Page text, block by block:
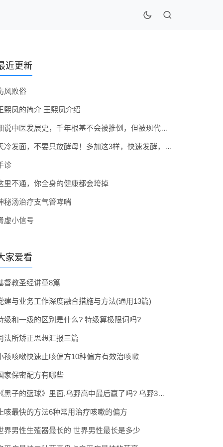
近更新
风败俗
熙凤的简介 王熙凤介绍
细说中医发展史，千年根基不会被推倒，但被现代医疗模式堵住出路
天冷发面，不要只放酵母！多加这3样，快速发酵，蓬松香软弹性十足
诊
里不通，你全身的健康都会垮掉
秘汤治疗支气管哮喘
虚小信号
家爱看
督教圣经讲章8篇
建与业务工作深度融合措施与方法(通用13篇)
级和一级的区别是什么? 特级算极限词吗?
法所矫正思想汇报三篇
孩咳嗽快速止咳偏方10种偏方有效治咳嗽
家保密配方有哪些
《黑子的篮球》里面,乌野高中最后赢了吗? 乌野3年拿到全国冠军了吗
咳最快的方法6种常用治疗咳嗽的偏方
界男性生殖器最长的 世界男性最长是多少